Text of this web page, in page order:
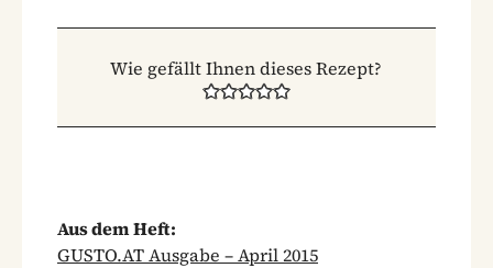
Wie gefällt Ihnen dieses Rezept?
Aus dem Heft:
GUSTO.AT Ausgabe – April 2015